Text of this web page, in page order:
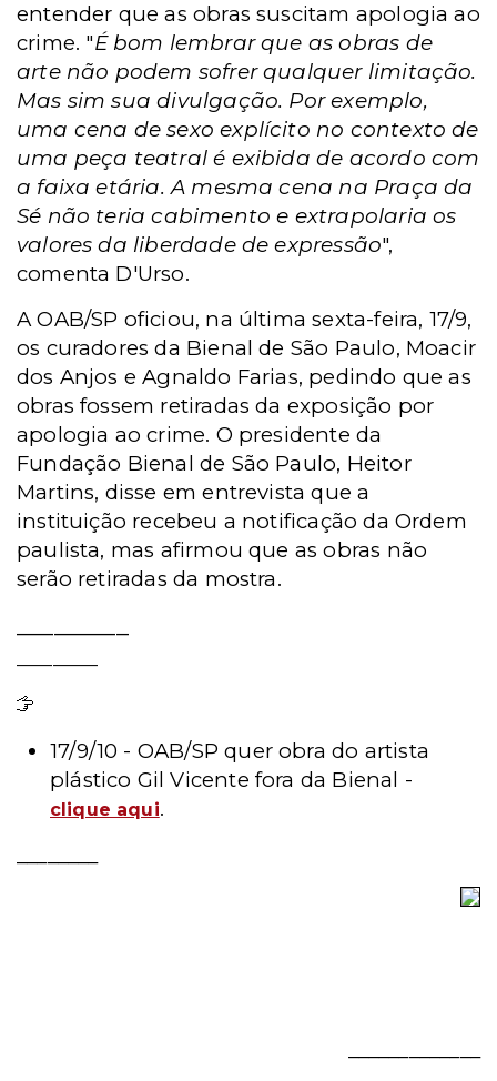
entender que as obras suscitam apologia ao
crime. "É bom lembrar que as obras de
arte não podem sofrer qualquer limitação.
Mas sim sua divulgação. Por exemplo,
uma cena de sexo explícito no contexto de
uma peça teatral é exibida de acordo com
a faixa etária. A mesma cena na Praça da
Sé não teria cabimento e extrapolaria os
valores da liberdade de expressão",
comenta D'Urso.
A OAB/SP oficiou, na última sexta-feira, 17/9,
os curadores da Bienal de São Paulo, Moacir
dos Anjos e Agnaldo Farias, pedindo que as
obras fossem retiradas da exposição por
apologia ao crime. O presidente da
Fundação Bienal de São Paulo, Heitor
Martins, disse em entrevista que a
instituição recebeu a notificação da Ordem
paulista, mas afirmou que as obras não
serão retiradas da mostra.
17/9/10 - OAB/SP quer obra do artista
plástico Gil Vicente fora da Bienal -
clique aqui.